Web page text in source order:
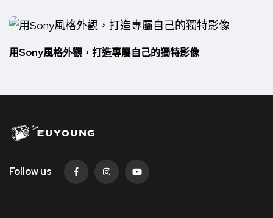
用Sony風格外觀，打造專屬自己的獨特影像
Follow us